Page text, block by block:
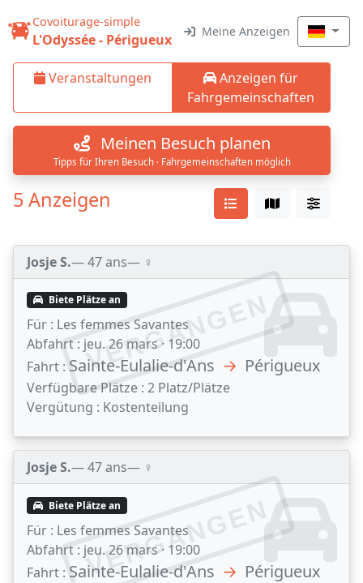
Covoiturage-simple
L'Odyssée - Périgueux Meine Anzeigen
Veranstaltungen
Anzeigen für
Fahrgemeinschaften
Meinen Besuch planen
Tipps für Ihren Besuch · Fahrgemeinschaften möglich
5 Anzeigen
Josje S.— 47 ans— ♀️
VERGANGEN
Biete Plätze an
Für : Les femmes Savantes
Abfahrt : jeu. 26 mars · 19:00
Fahrt : Sainte-Eulalie-d'Ans → Périgueux
Verfügbare Plätze : 2 Platz/Plätze
Vergütung : Kostenteilung
Josje S.— 47 ans— ♀️
VERGANGEN
Biete Plätze an
Für : Les femmes Savantes
Abfahrt : jeu. 26 mars · 19:00
Fahrt : Sainte-Eulalie-d'Ans → Périgueux